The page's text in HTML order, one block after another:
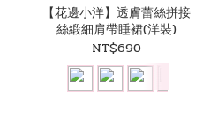
【花邊小洋】透膚蕾絲拼接
絲緞細肩帶睡裙(洋裝)
NT$690